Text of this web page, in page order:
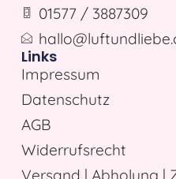
01577 / 3887309
Links
Impressum
Datenschutz
AGB
Widerrufsrecht